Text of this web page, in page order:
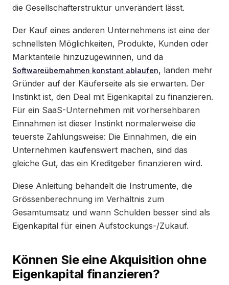
die Gesellschafterstruktur unverändert lässt.
Der Kauf eines anderen Unternehmens ist eine der
schnellsten Möglichkeiten, Produkte, Kunden oder
Marktanteile hinzuzugewinnen, und da
Softwareübernahmen konstant ablaufen, landen mehr
Gründer auf der Käuferseite als sie erwarten. Der
Instinkt ist, den Deal mit Eigenkapital zu finanzieren.
Für ein SaaS-Unternehmen mit vorhersehbaren
Einnahmen ist dieser Instinkt normalerweise die
teuerste Zahlungsweise: Die Einnahmen, die ein
Unternehmen kaufenswert machen, sind das
gleiche Gut, das ein Kreditgeber finanzieren wird.
Diese Anleitung behandelt die Instrumente, die
Grössenberechnung im Verhältnis zum
Gesamtumsatz und wann Schulden besser sind als
Eigenkapital für einen Aufstockungs-/Zukauf.
Können Sie eine Akquisition ohne
Eigenkapital finanzieren?